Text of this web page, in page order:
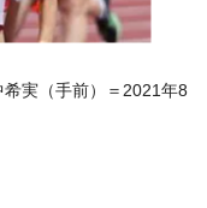
実（手前）＝2021年8